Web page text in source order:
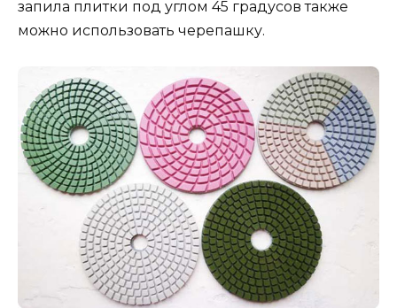
запила плитки под углом 45 градусов также
можно использовать черепашку.